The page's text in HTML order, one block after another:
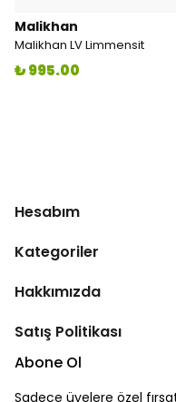
Malikhan
Malikhan LV Limmensit
₺ 995.00
Hesabım
Kategoriler
Hakkımızda
Satış Politikası
Abone Ol
Sadece üyelere özel